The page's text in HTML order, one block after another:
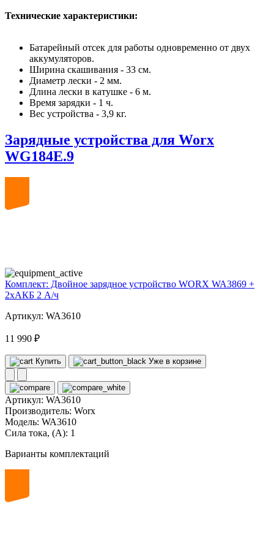
Технические характеристики:
Батарейный отсек для работы одновременно от двух
аккумуляторов.
Ширина скашивания - 33 см.
Диаметр лески - 2 мм.
Длина лески в катушке - 6 м.
Время зарядки - 1 ч.
Вес устройства - 3,9 кг.
Зарядные устройства для Worx
WG184E.9
Комплект: Двойное зарядное устройство WORX WA3869 +
2xАКБ 2 А/ч
Артикул: WA3610
11 990 ₽
Купить Уже в корзине
Артикул: WA3610
Производитель: Worx
Модель: WA3610
Сила тока, (А): 1
Варианты комплектаций